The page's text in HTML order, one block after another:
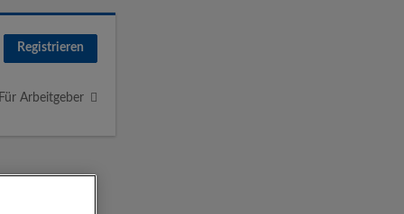
Registrieren
Für Arbeitgeber